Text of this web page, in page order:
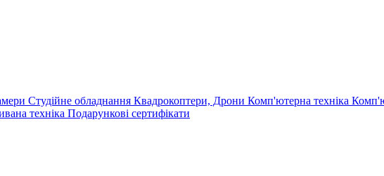
Студійне обладнання Квадрокоптери, Дрони Комп'ютерна техніка
техніка Подарункові сертифікати